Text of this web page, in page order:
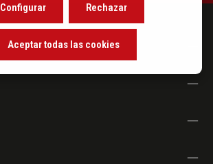
Rechazar
Configurar
Aceptar todas las cookies